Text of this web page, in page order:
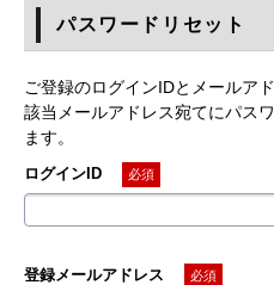
パスワードリセット
ご登録のログインIDとメールア
該当メールアドレス宛てにパス
ます。
ログインID 必須
登録メールアドレス 必須